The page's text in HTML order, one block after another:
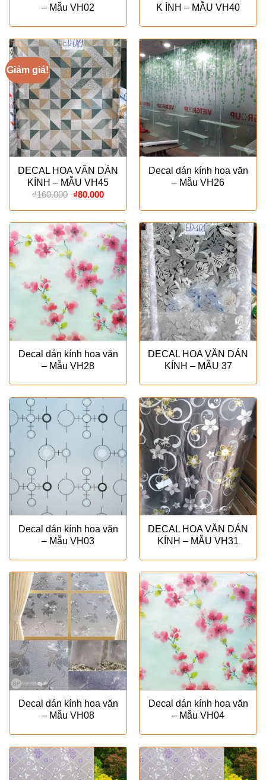
– Mẫu VH02
K ÍNH – MẪU VH40
Giảm giá!
DECAL HOA VĂN DÁN
KÍNH – MẪU VH45
₫160.000 Giá
là:
₫160.000.
₫80.000Giá
tại
là:
₫80.000.
Decal dán kính hoa văn
– Mẫu VH26
Decal dán kính hoa văn
– Mẫu VH28
DECAL HOA VĂN DÁN
KÍNH – MẪU 37
Decal dán kính hoa văn
– Mẫu VH03
DECAL HOA VĂN DÁN
KÍNH – MẪU VH31
Decal dán kính hoa văn
– Mẫu VH08
Decal dán kính hoa văn
– Mẫu VH04